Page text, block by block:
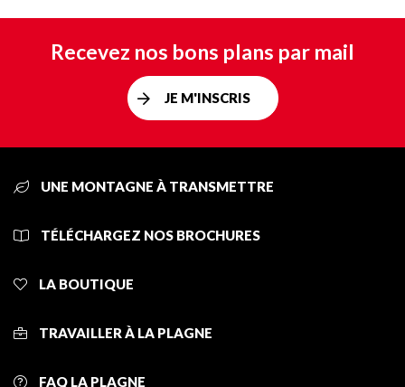
Recevez nos bons plans par mail
JE M'INSCRIS
UNE MONTAGNE À TRANSMETTRE
TÉLÉCHARGEZ NOS BROCHURES
LA BOUTIQUE
TRAVAILLER À LA PLAGNE
FAQ LA PLAGNE